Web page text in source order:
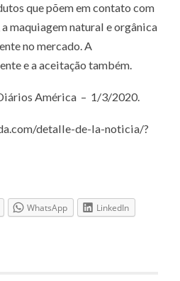
que põem em contato com
a maquiagem natural e orgânica
no mercado. A
e a aceitação também.
América – 1/3/2020.
detalle-de-la-noticia/?
WhatsApp
LinkedIn